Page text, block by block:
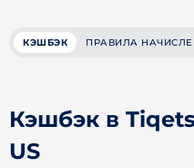
КЭШБЭК ПРАВИЛА
Кэшбэк в Tiqets
US